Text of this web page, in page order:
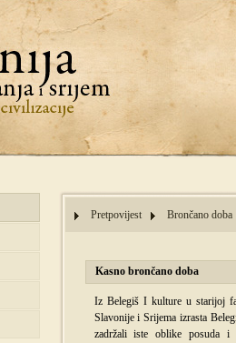
Pretpovijest Brončano doba
Kasno brončano doba
Iz Belegiš I kulture u starijoj
Slavonije i Srijema izrasta
zadržali iste oblike posuda i